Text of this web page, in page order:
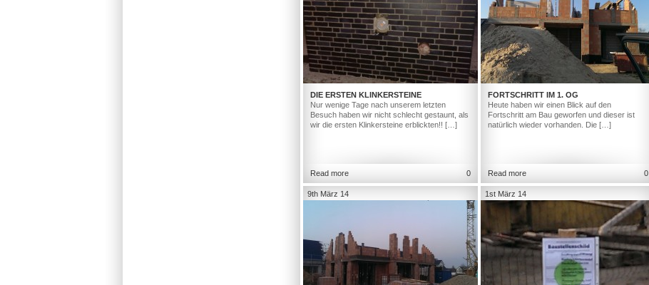
DIE ERSTEN KLINKERSTEINE
Nur wenige Tage nach unserem letzten
Besuch haben wir nicht schlecht gestaunt, als
wir die ersten Klinkersteine erblickten!! […]
Read more 0
FORTSCHRITT IM 1. OG
Heute haben wir einen Blick auf den
Fortschritt am Bau geworfen und dieser ist
natürlich wieder vorhanden. Die […]
Read more 0
9th März 14 1st März 14